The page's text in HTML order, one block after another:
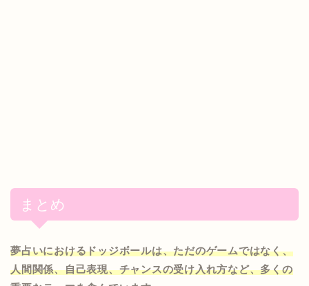
まとめ
夢占いにおけるドッジボールは、ただのゲームではなく、
人間関係、自己表現、チャンスの受け入れ方など、多くの